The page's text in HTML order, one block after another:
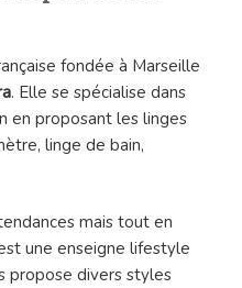
fondée à Marseille
. Elle se spécialise dans
en proposant les linges
linge de bain,
mais tout en
une enseigne lifestyle
propose divers styles